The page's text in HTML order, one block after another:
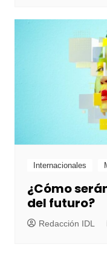
Internacionales
¿Cómo
del futuro?
Redacción IDL